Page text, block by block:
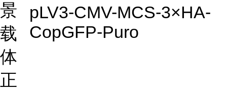
景
载
体
pLV3-CMV-MCS-3×HA-
CopGFP-Puro
正